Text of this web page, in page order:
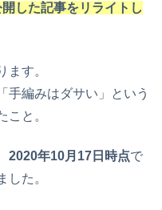
した記事をリライトし
ます。
手編みはダサい」という
こと。
2020年10月17日時点で
した。